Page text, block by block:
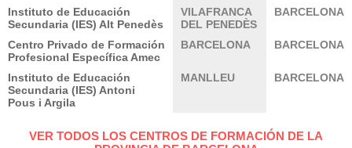
Instituto de Educación
Secundaria (IES) Alt Penedès
VILAFRANCA
DEL PENEDÈS
BARCELONA
Centro Privado de Formación
Profesional Específica Amec
BARCELONA BARCELONA
Instituto de Educación
Secundaria (IES) Antoni
Pous i Argila
MANLLEU BARCELONA
VER TODOS LOS CENTROS DE FORMACIÓN DE LA